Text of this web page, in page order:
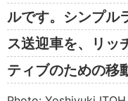
ルです。シンプル
ス送迎車を、リッ
ティブのための移